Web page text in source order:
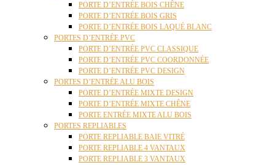
PORTE D’ENTRÉE BOIS CHÊNE
PORTE D’ENTRÉE BOIS GRIS
PORTE D’ENTRÉE BOIS LAQUÉ BLANC
PORTES D’ENTRÉE PVC
PORTE D’ENTRÉE PVC CLASSIQUE
PORTE D’ENTRÉE PVC COORDONNÉE
PORTE D’ENTRÉE PVC DESIGN
PORTES D’ENTRÉE ALU BOIS
PORTE D’ENTRÉE MIXTE DESIGN
PORTE D’ENTRÉE MIXTE CHÊNE
PORTE ENTRÉE MIXTE ALU BOIS
PORTES REPLIABLES
PORTE REPLIABLE BAIE VITRÉ
PORTE REPLIABLE 4 VANTAUX
PORTE REPLIABLE 3 VANTAUX